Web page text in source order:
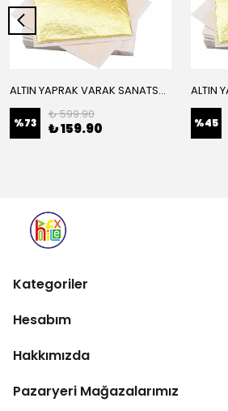
ALTIN YAPRAK VARAK SANATSAL BÜYÜK BOY FOLYO EPOKSİ REÇİNE NAİL ART 16 ADET 14X14 CM ALTIN RENK
%73
₺ 599.90
₺ 159.90 %45
Kategoriler
Hesabım
Hakkımızda
Pazaryeri Mağazalarımız